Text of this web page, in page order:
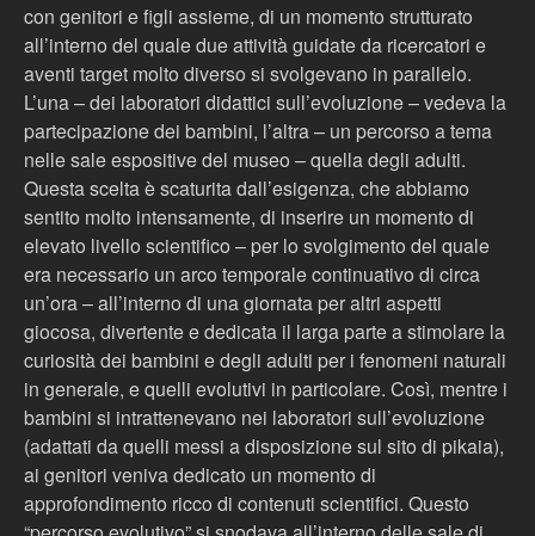
con genitori e figli assieme, di un momento strutturato
all’interno del quale due attività guidate da ricercatori e
aventi target molto diverso si svolgevano in parallelo.
L’una – dei laboratori didattici sull’evoluzione – vedeva la
partecipazione dei bambini, l’altra – un percorso a tema
nelle sale espositive del museo – quella degli adulti.
Questa scelta è scaturita dall’esigenza, che abbiamo
sentito molto intensamente, di inserire un momento di
elevato livello scientifico – per lo svolgimento del quale
era necessario un arco temporale continuativo di circa
un’ora – all’interno di una giornata per altri aspetti
giocosa, divertente e dedicata il larga parte a stimolare la
curiosità dei bambini e degli adulti per i fenomeni naturali
in generale, e quelli evolutivi in particolare. Così, mentre i
bambini si intrattenevano nei laboratori sull’evoluzione
(adattati da quelli messi a disposizione sul sito di pikaia),
ai genitori veniva dedicato un momento di
approfondimento ricco di contenuti scientifici. Questo